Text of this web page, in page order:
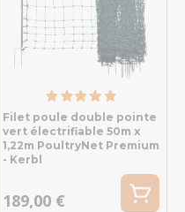
Filet poule double pointe
vert électrifiable 50m x
1,22m PoultryNet Premium
- Kerbl
189,00 €